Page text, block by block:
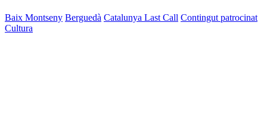
Baix Montseny Berguedà Catalunya Last Call Contingut patrocinat
Cultura